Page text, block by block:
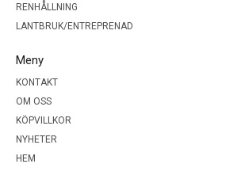
RENHÅLLNING
LANTBRUK/ENTREPRENAD
Meny
KONTAKT
OM OSS
KÖPVILLKOR
NYHETER
HEM